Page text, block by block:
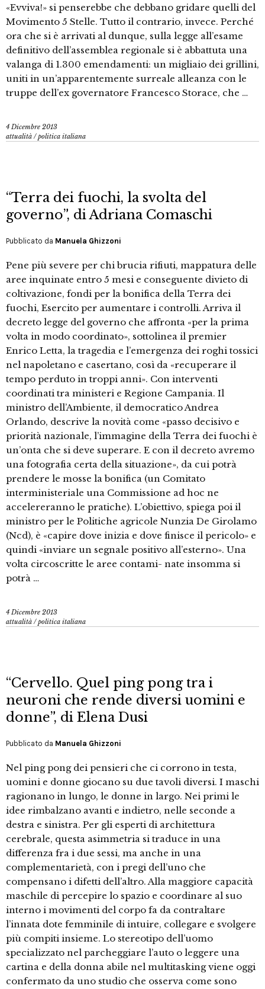
«Evviva!» si penserebbe che debbano gridare quelli del
Movimento 5 Stelle. Tutto il contrario, invece. Perché
ora che si è arrivati al dunque, sulla legge all’esame
definitivo dell’assemblea regionale si è abbattuta una
valanga di 1.300 emendamenti: un migliaio dei grillini,
uniti in un’apparentemente surreale alleanza con le
truppe dell’ex governatore Francesco Storace, che …
4 Dicembre 2013
attualità /politica italiana
“Terra dei fuochi, la svolta del
governo”, di Adriana Comaschi
Pubblicato da Manuela Ghizzoni
Pene più severe per chi brucia rifiuti, mappatura delle
aree inquinate entro 5 mesi e conseguente divieto di
coltivazione, fondi per la bonifica della Terra dei
fuochi, Esercito per aumentare i controlli. Arriva il
decreto legge del governo che affronta «per la prima
volta in modo coordinato», sottolinea il premier
Enrico Letta, la tragedia e l’emergenza dei roghi tossici
nel napoletano e casertano, così da «recuperare il
tempo perduto in troppi anni». Con interventi
coordinati tra ministeri e Regione Campania. Il
ministro dell’Ambiente, il democratico Andrea
Orlando, descrive la novità come «passo decisivo e
priorità nazionale, l’immagine della Terra dei fuochi è
un’onta che si deve superare. E con il decreto avremo
una fotografia certa della situazione», da cui potrà
prendere le mosse la bonifica (un Comitato
interministeriale una Commissione ad hoc ne
accelereranno le pratiche). L’obiettivo, spiega poi il
ministro per le Politiche agricole Nunzia De Girolamo
(Ncd), è «capire dove inizia e dove finisce il pericolo» e
quindi «inviare un segnale positivo all’esterno». Una
volta circoscritte le aree contami- nate insomma si
potrà …
4 Dicembre 2013
attualità /politica italiana
“Cervello. Quel ping pong tra i
neuroni che rende diversi uomini e
donne”, di Elena Dusi
Pubblicato da Manuela Ghizzoni
Nel ping pong dei pensieri che ci corrono in testa,
uomini e donne giocano su due tavoli diversi. I maschi
ragionano in lungo, le donne in largo. Nei primi le
idee rimbalzano avanti e indietro, nelle seconde a
destra e sinistra. Per gli esperti di architettura
cerebrale, questa asimmetria si traduce in una
differenza fra i due sessi, ma anche in una
complementarietà, con i pregi dell’uno che
compensano i difetti dell’altro. Alla maggiore capacità
maschile di percepire lo spazio e coordinare al suo
interno i movimenti del corpo fa da contraltare
l’innata dote femminile di intuire, collegare e svolgere
più compiti insieme. Lo stereotipo dell’uomo
specializzato nel parcheggiare l’auto o leggere una
cartina e della donna abile nel multitasking viene oggi
confermato da uno studio che osserva come sono